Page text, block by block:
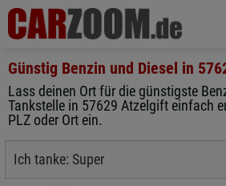
Günstig Benzin und Diesel in
Lass deinen Ort für die günstigste
Tankstelle in 57629 Atzelgift einfach
PLZ oder Ort ein.